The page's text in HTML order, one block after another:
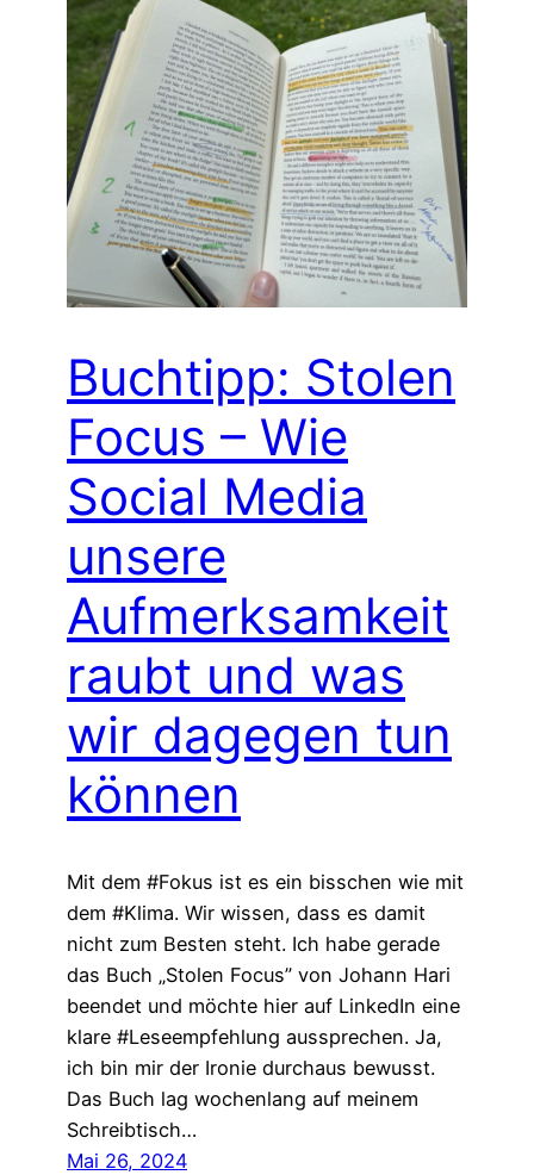
Buchtipp: Stolen
Focus – Wie
Social Media
unsere
Aufmerksamkeit
raubt und was
wir dagegen tun
können
Mit dem #Fokus ist es ein bisschen wie mit
dem #Klima. Wir wissen, dass es damit
nicht zum Besten steht. Ich habe gerade
das Buch „Stolen Focus” von Johann Hari
beendet und möchte hier auf LinkedIn eine
klare #Leseempfehlung aussprechen. Ja,
ich bin mir der Ironie durchaus bewusst.
Das Buch lag wochenlang auf meinem
Schreibtisch…
Mai 26, 2024